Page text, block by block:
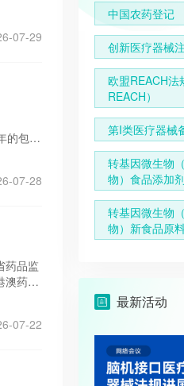
07-29
的包装
盟市场
07-28
药品监
澳药品
07-22
中国农药登记
创新医疗器械
欧盟REACH法
REACH）
第I类医疗器械
转基因微生物
物）食品添加
转基因微生物
物）新食品原
最新活动